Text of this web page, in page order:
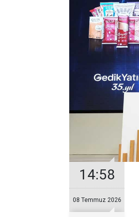
14:58
08 Temmuz 2026